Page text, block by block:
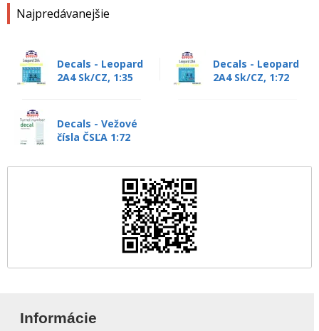
Najpredávanejšie
Decals - Leopard
2A4 Sk/CZ, 1:35
Decals - Leopard
2A4 Sk/CZ, 1:72
Decals - Vežové
čísla ČSĽA 1:72
Informácie